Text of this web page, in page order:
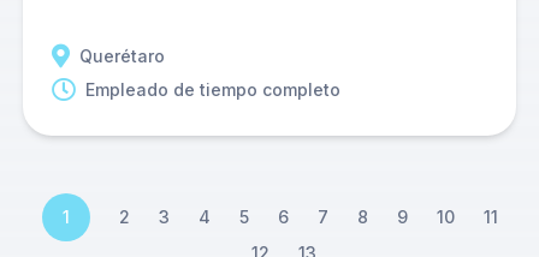
Querétaro
Empleado de tiempo completo
1 2 3 4 5 6 7 8 9 10
11
12
13